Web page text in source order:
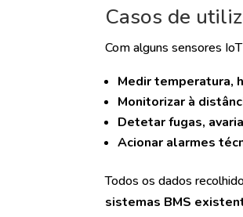
Casos de
Com alguns sensores
Medir temperatura,
Monitorizar à
Detetar fugas,
Acionar alarmes
Todos os dados
sistemas BMS